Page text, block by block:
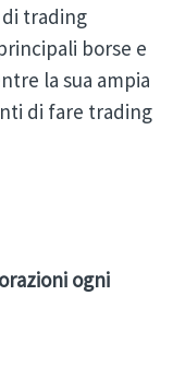
trading
borse e
la sua ampia
di fare trading
ogni